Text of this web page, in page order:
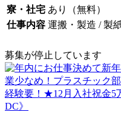
寮・社宅 あり（無料）
仕事内容 運搬・製造 / 製
募集が停止しています